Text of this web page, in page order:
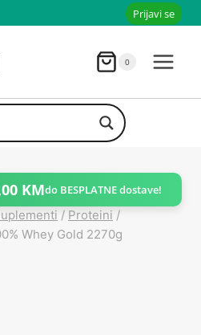
Prijavi se
0
KMdo BESPLATNE dostave!
/ Proteini /
Whey Gold 2270g